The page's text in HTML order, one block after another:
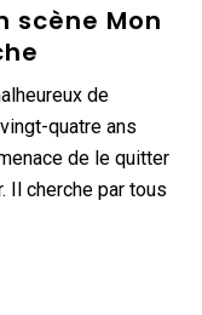
scène Mon
de
quatre ans
de le quitter
Il cherche par tous